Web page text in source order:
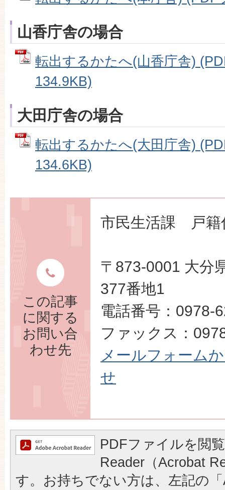
山香庁舎の場合
転出するかたへ(山香庁舎)
134.9KB)
大田庁舎の場合
転出するかたへ(大田庁舎)
134.6KB)
この記事
に関する
お問い合
わせ先
市民生活課 戸籍
〒873-0001 大分
377番地1
電話番号：0978-
ファックス：
メールフォーム
せ
PDFファイルを閲
Reader（Acrobat
す。お持ちでない方は、左記の